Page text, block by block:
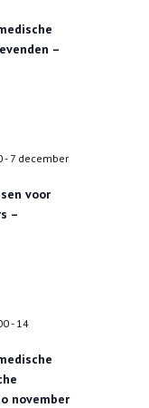
–
- 7 december
voor
–
- 14
november